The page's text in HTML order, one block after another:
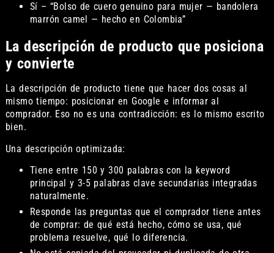
Sí – “Bolso de cuero genuino para mujer — bandolera
marrón camel — hecho en Colombia”
La descripción de producto que posiciona
y convierte
La descripción de producto tiene que hacer dos cosas al
mismo tiempo: posicionar en Google e informar al
comprador. Eso no es una contradicción: es lo mismo escrito
bien.
Una descripción optimizada:
Tiene entre 150 y 300 palabras con la keyword
principal y 3-5 palabras clave secundarias integradas
naturalmente.
Responde las preguntas que el comprador tiene antes
de comprar: de qué está hecho, cómo se usa, qué
problema resuelve, qué lo diferencia.